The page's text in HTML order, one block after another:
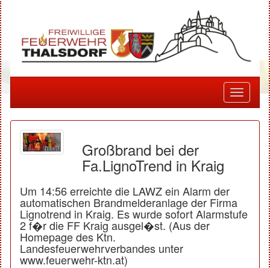
Toggle
Großbrand bei der
Fa.LignoTrend in Kraig
Um 14:56 erreichte die LAWZ ein Alarm der
automatischen Brandmelderanlage der Firma
Lignotrend in Kraig. Es wurde sofort Alarmstufe
2 f�r die FF Kraig ausgel�st. (Aus der
Homepage des Ktn.
Landesfeuerwehrverbandes unter
www.feuerwehr-ktn.at)